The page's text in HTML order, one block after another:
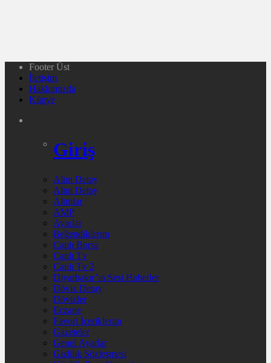
Footer Üst
İletişim
Hakkımızda
Künye
Giriş
Altın Detay
Altın Detay
Altınlar
AMP
Ayarlar
Beğendiklerim
Canlı Borsa
Canlı Tv
Canlı Tv 2
Diyarbakır’ın Sesi Haberler
Döviz Detay
Dövizler
Eczane
Favori İçeriklerim
Gazeteler
Genel Ayarlar
Gizlilik Sözleşmesi